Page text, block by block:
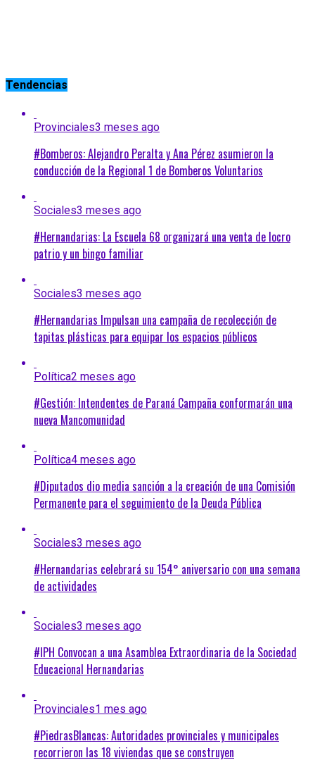
Tendencias
Provinciales3 meses ago
#Bomberos: Alejandro Peralta y Ana Pérez asumieron la
conducción de la Regional 1 de Bomberos Voluntarios
Sociales3 meses ago
#Hernandarias: La Escuela 68 organizará una venta de locro
patrio y un bingo familiar
Sociales3 meses ago
#Hernandarias Impulsan una campaña de recolección de
tapitas plásticas para equipar los espacios públicos
Política2 meses ago
#Gestión: Intendentes de Paraná Campaña conformarán una
nueva Mancomunidad
Política4 meses ago
#Diputados dio media sanción a la creación de una Comisión
Permanente para el seguimiento de la Deuda Pública
Sociales3 meses ago
#Hernandarias celebrará su 154° aniversario con una semana
de actividades
Sociales3 meses ago
#IPH Convocan a una Asamblea Extraordinaria de la Sociedad
Educacional Hernandarias
Provinciales1 mes ago
#PiedrasBlancas: Autoridades provinciales y municipales
recorrieron las 18 viviendas que se construyen